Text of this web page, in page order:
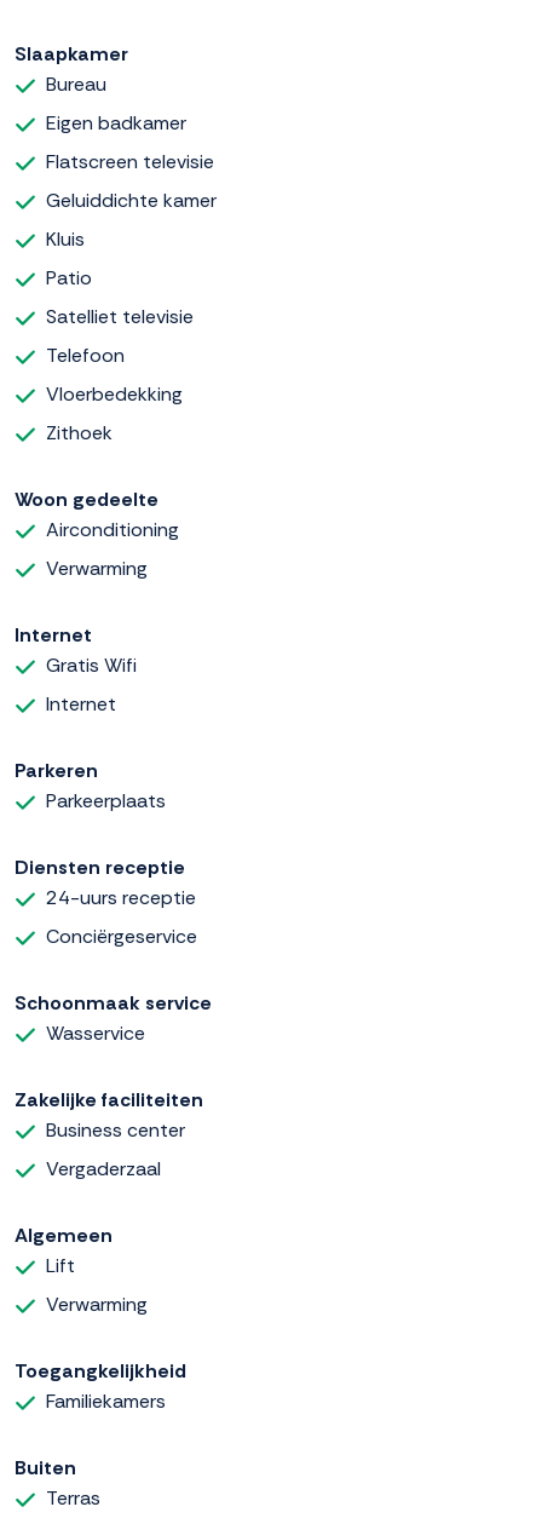
Slaapkamer
Bureau
Eigen badkamer
Flatscreen televisie
Geluiddichte kamer
Kluis
Patio
Satelliet televisie
Telefoon
Vloerbedekking
Zithoek
Woon gedeelte
Airconditioning
Verwarming
Internet
Gratis Wifi
Internet
Parkeren
Parkeerplaats
Diensten receptie
24-uurs receptie
Conciërgeservice
Schoonmaak service
Wasservice
Zakelijke faciliteiten
Business center
Vergaderzaal
Algemeen
Lift
Verwarming
Toegangkelijkheid
Familiekamers
Buiten
Terras